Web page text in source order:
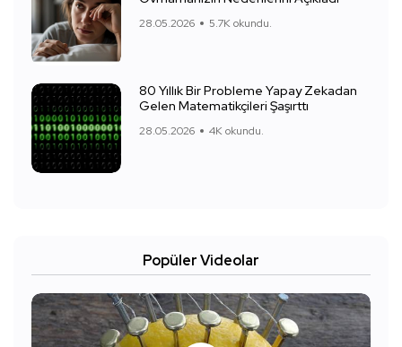
28.05.2026 5.7K okundu.
80 Yıllık Bir Probleme Yapay Zekadan
Gelen Matematikçileri Şaşırttı
28.05.2026 4K okundu.
Popüler Videolar